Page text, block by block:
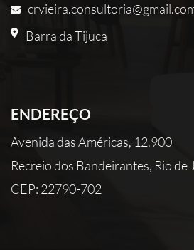
Barra da Tijuca
ENDEREÇO
Avenida das Américas, 12.900
Recreio dos Bandeirantes, Rio de
CEP: 22790-702